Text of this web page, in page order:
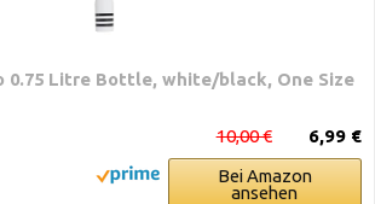
0.75 Litre Bottle, white/black, One Size
6,99 €
10,00 €
Bei Amazon
ansehen